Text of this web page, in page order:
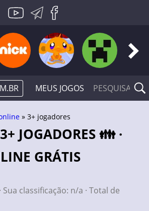
MEUS JOGOS
» 3+ jogadores
GRÁTIS
· Sua classificação: n/a · Total de